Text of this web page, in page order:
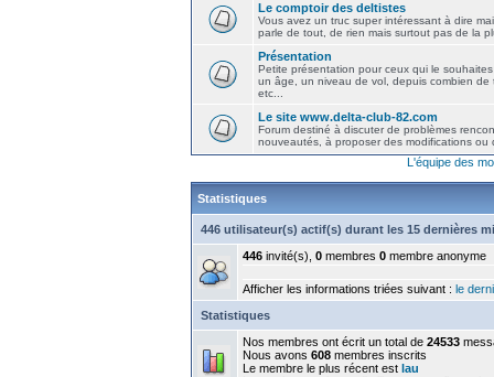
Le comptoir des deltistes
Vous avez un truc super intéressant à dire
parle de tout, de rien mais surtout pas de la
Présentation
Petite présentation pour ceux qui le
un âge, un niveau de vol, depuis combien de
etc...
Le site www.delta-club-82.com
Forum destiné à discuter de problèmes
nouveautés, à proposer des modifications ou
L'équipe des
Statistiques
446 utilisateur(s) actif(s) durant les 15 dernières
446 invité(s), 0 membres 0 membre anonyme
Afficher les informations triées suivant : le
Statistiques
Nos membres ont écrit un total de 24533
Nous avons 608 membres inscrits
Le membre le plus récent est lau